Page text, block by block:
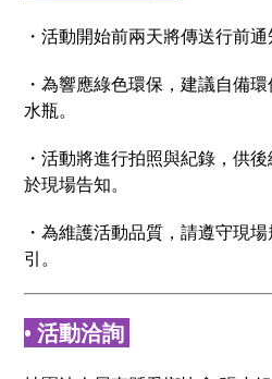
・活動開始前兩天將傳送行前通
・為響應綠色環保，建議自備
水瓶。
・活動將進行拍照與紀錄，供
於現場告知。
・為維護活動品質，請遵守現
引。
• 活動洽詢